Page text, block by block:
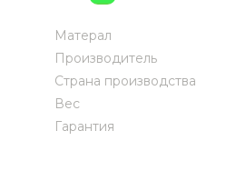
Матерал
Производитель
Страна производства
Вес
Гарантия